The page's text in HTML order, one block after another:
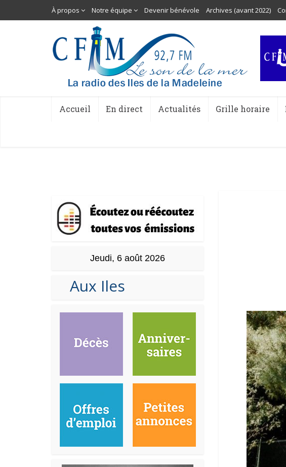
À propos Notre équipe Devenir bénévole Archives (avant 2022)
Accueil En direct Actualités Grille horaire
Jeudi, 6 août 2026
Aux Iles